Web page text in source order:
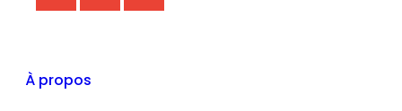
À propos